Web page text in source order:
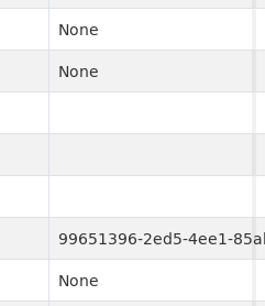
None
None
99651396-2ed5-4ee1-
None